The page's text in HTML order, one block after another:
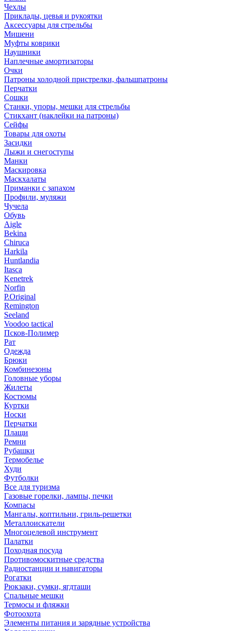
Чехлы
Приклады, цевья и рукоятки
Аксессуары для стрельбы
Мишени
Муфты коврики
Наушники
Наплечные амортизаторы
Очки
Патроны холодной пристрелки, фальшпатроны
Перчатки
Сошки
Станки, упоры, мешки для стрельбы
Стикхант (наклейки на патроны)
Сейфы
Товары для охоты
Засидки
Лыжи и снегоступы
Манки
Маскировка
Маскхалаты
Приманки с запахом
Профили, муляжи
Чучела
Обувь
Aigle
Bekina
Chiruсa
Harkila
Huntlandia
Itasca
Kenetrek
Norfin
P.Original
Remington
Seeland
Voodoo tactical
Псков-Полимер
Рат
Одежда
Брюки
Комбинезоны
Головные уборы
Жилеты
Костюмы
Куртки
Носки
Перчатки
Плащи
Ремни
Рубашки
Термобелье
Худи
Футболки
Все для туризма
Газовые горелки, лампы, печки
Компасы
Мангалы, коптильни, гриль-решетки
Металлоискатели
Многоцелевой инструмент
Палатки
Походная посуда
Противомоскитные средства
Радиостанции и навигаторы
Рогатки
Рюкзаки, сумки, ягдташи
Спальные мешки
Термосы и фляжки
Фотоохота
Элементы питания и зарядные устройства